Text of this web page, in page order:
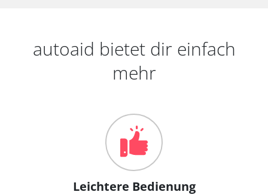
autoaid bietet dir einfach
mehr
Leichtere Bedienung